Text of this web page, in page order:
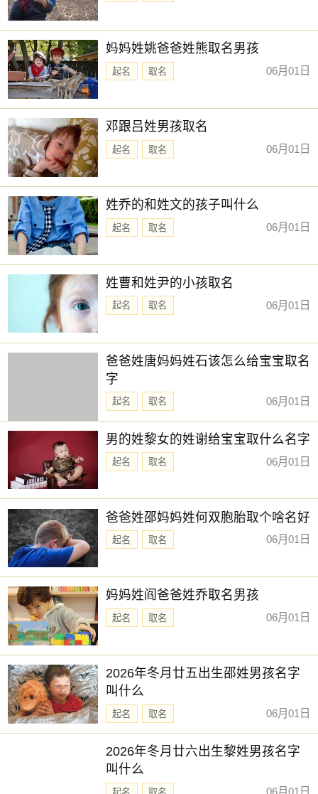
妈妈姓姚爸爸姓熊取名男孩
起名 取名 06月01日
邓跟吕姓男孩取名
起名 取名 06月01日
姓乔的和姓文的孩子叫什么
起名 取名 06月01日
姓曹和姓尹的小孩取名
起名 取名 06月01日
爸爸姓唐妈妈姓石该怎么给宝宝取名
字
起名 取名 06月01日
男的姓黎女的姓谢给宝宝取什么名字
起名 取名 06月01日
爸爸姓邵妈妈姓何双胞胎取个啥名好
起名 取名 06月01日
妈妈姓阎爸爸姓乔取名男孩
起名 取名 06月01日
2026年冬月廿五出生邵姓男孩名字
叫什么
起名 取名 06月01日
2026年冬月廿六出生黎姓男孩名字
叫什么
06月01日